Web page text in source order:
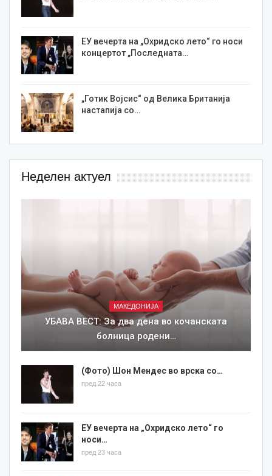
ЕУ вечерта на „Охридско лето“ го носи
концертот „Последната…
„Готик Војсис“ од Велика Британија
настапија со…
Неделен актуел
МАКЕДОНИЈА
УБАВА ВЕСТ: За два дена во кочанската
болница родени…
(Фото) Шон Мендес во врска со…
пред 22 часа
ЕУ вечерта на „Охридско лето“ го
носи…
пред 23 часа